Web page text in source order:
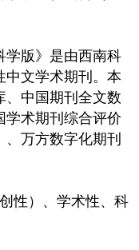
学版》是由西南科
中文学术期刊。本
、中国期刊全文数
学术期刊综合评价
万方数字化期刊
性）、学术性、科